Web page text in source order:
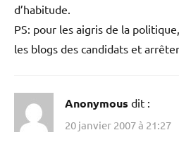
d’habitude.
PS: pour les aigris de la
les blogs des candidats et
Anonymous dit :
20 janvier 2007 à 21:27